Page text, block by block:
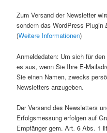
Zum Versand der Newsletter
sondern das WordPress Plugin
(Weitere Informationen)
Anmeldedaten: Um sich für
es aus, wenn Sie Ihre E-
Sie einen Namen, zwecks
Newsletters anzugeben.
Der Versand des Newsletters
Erfolgsmessung erfolgen auf
Empfänger gem. Art. 6 Abs. 1